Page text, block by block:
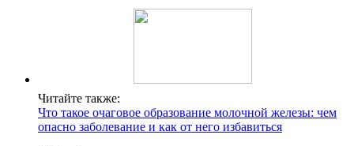
Читайте также:
Что такое очаговое образование молочной железы: чем
опасно заболевание и как от него избавиться